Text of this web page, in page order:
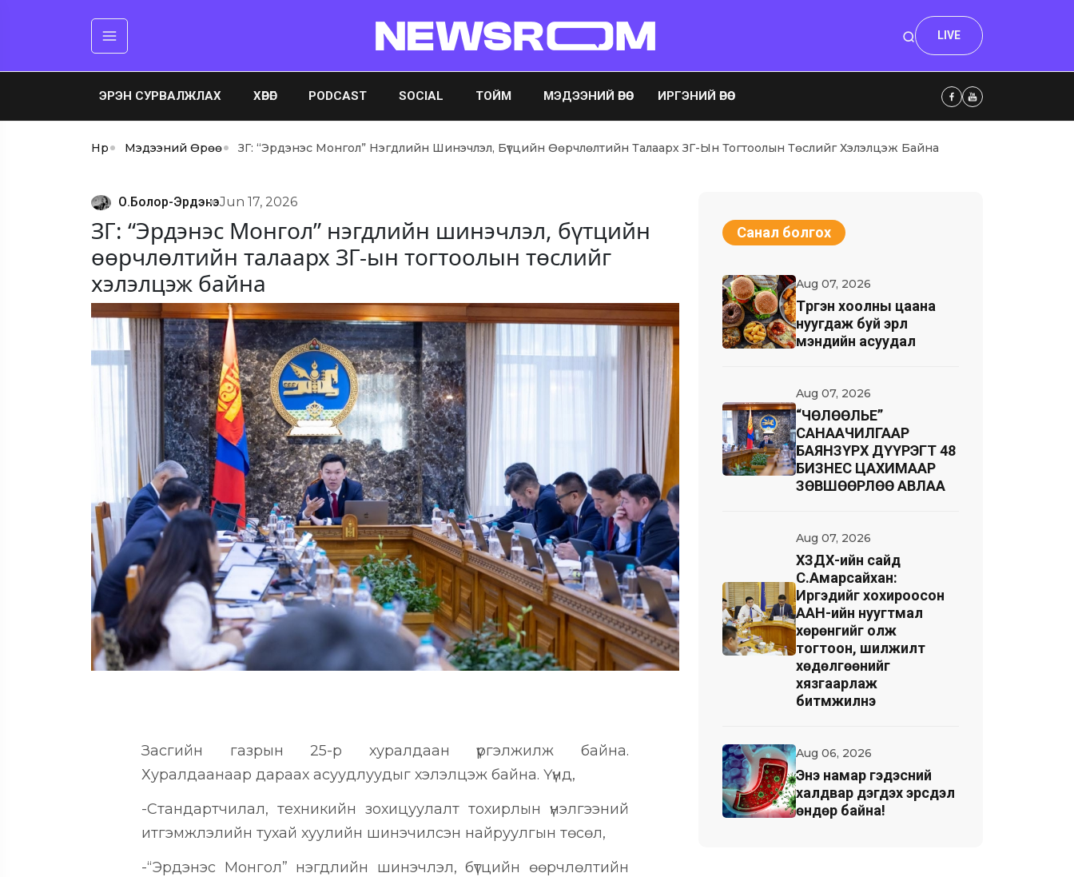
LIVE
ЭРЭН СУРВАЛЖЛАХ ХӨРӨГ PODCAST SOCIAL ТОЙМ МЭДЭЭНИЙ ӨРӨӨ ИРГЭНИЙ ӨРӨӨ
Нүүр Мэдээний Өрөө ЗГ: “Эрдэнэс Монгол” Нэгдлийн Шинэчлэл, Бүтцийн Өөрчлөлтийн Талаарх ЗГ-Ын Тогтоолын Төслийг Хэлэлцэж Байна
О.Болор-ЭрдэнэJun 17, 2026
ЗГ: “Эрдэнэс Монгол” нэгдлийн шинэчлэл, бүтцийн
өөрчлөлтийн талаарх ЗГ-ын тогтоолын төслийг
хэлэлцэж байна
Засгийн газрын 25-р хуралдаан үргэлжилж байна.
Хуралдаанаар дараах асуудлуудыг хэлэлцэж байна. Үүнд,
-Стандартчилал, техникийн зохицуулалт тохирлын үнэлгээний
итгэмжлэлийн тухай хуулийн шинэчилсэн найруулгын төсөл,
-“Эрдэнэс Монгол” нэгдлийн шинэчлэл, бүтцийн өөрчлөлтийн
Санал болгох
Aug 07, 2026
Түргэн хоолны цаана
нуугдаж буй эрүүл
мэндийн асуудал
Aug 07, 2026
“ЧӨЛӨӨЛЬЕ”
САНААЧИЛГААР
БАЯНЗҮРХ ДҮҮРЭГТ 48
БИЗНЕС ЦАХИМААР
ЗӨВШӨӨРЛӨӨ АВЛАА
Aug 07, 2026
ХЗДХ-ийн сайд
С.Амарсайхан:
Иргэдийг хохироосон
ААН-ийн нуугтмал
хөрөнгийг олж
тогтоон, шилжилт
хөдөлгөөнийг
хязгаарлаж
битүүмжилнэ
Aug 06, 2026
Энэ намар гэдэсний
халдвар дэгдэх эрсдэл
өндөр байна!